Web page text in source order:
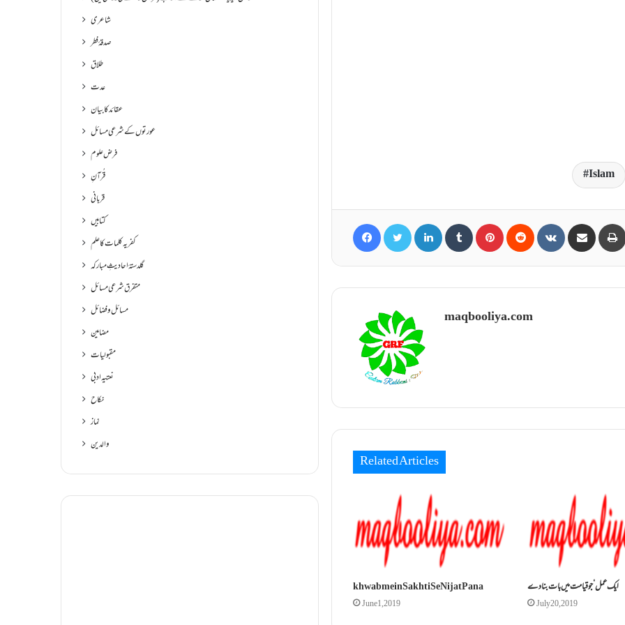
Islam
maqbooliya.com
Related Articles
khwab mein Sakhti Se Nijat Pana
June 1, 2019
ایک عمل‘ جو قیامت میں بات بنادے
July 20, 2019
شاعری
صدقۂ فطر
طلاق
عدت
عقائد کا بیان
عورتوں کے شرعی مسائل
فرض علوم
قُرآنِ
قربانی
کتابیں
کفریہ کلمات کا علم
گلدستۂ احادیثِ مبارکہ
متفرق شرعی مسائل
مسائل و فضائل
مضامین
مقبولیات
نعتیہ ادبی
نکاح
نماز
والدین